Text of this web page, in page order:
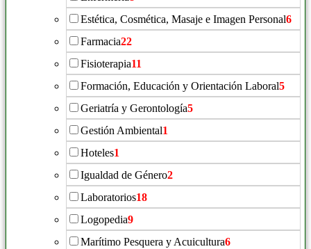
Estética, Cosmética, Masaje e Imagen Personal6
Farmacia22
Fisioterapia11
Formación, Educación y Orientación Laboral5
Geriatría y Gerontología5
Gestión Ambiental1
Hoteles1
Igualdad de Género2
Laboratorios18
Logopedia9
Marítimo Pesquera y Acuicultura6